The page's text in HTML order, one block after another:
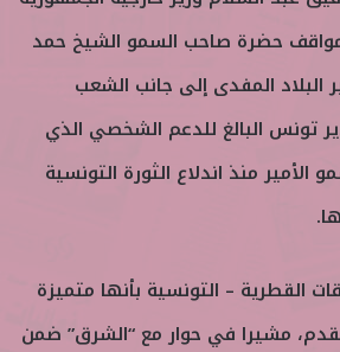
حضرة صاحب السمو الشيخ حمد
البلاد المفدى إلى جانب الشعب
تونس البالغ للدعم الشخصي الذي
منذ اندلاع الثورة التونسية
القطرية – التونسية بأنها متميزة
مشيرا في حوار مع “الشرق” ضمن